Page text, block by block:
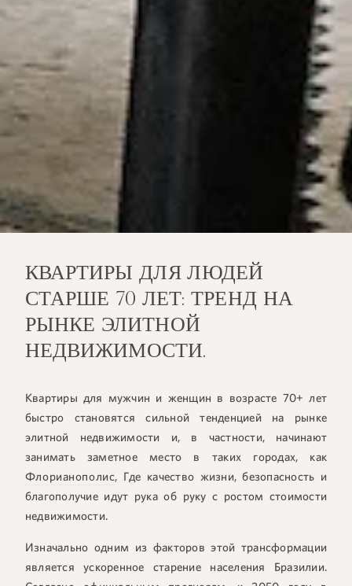
КВАРТИРЫ ДЛЯ ЛЮДЕЙ
СТАРШЕ 70 ЛЕТ: ТРЕНД НА
РЫНКЕ ЭЛИТНОЙ
НЕДВИЖИМОСТИ.
Квартиры для мужчин и женщин в возрасте 70+ лет
быстро становятся сильной тенденцией на рынке
элитной недвижимости и, в частности, начинают
занимать заметное место в таких городах, как
Флорианополис, Где качество жизни, безопасность и
благополучие идут рука об руку с ростом стоимости
недвижимости.
Изначально одним из факторов этой трансформации
является ускоренное старение населения Бразилии.